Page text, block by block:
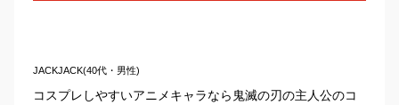
JACKJACK(40代・男性)
コスプレしやすいアニメキャラなら鬼滅の刃の主人公のコ